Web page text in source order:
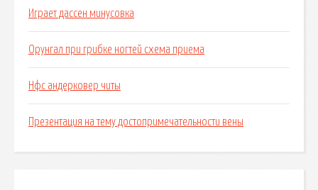
Играет дассен минусовка
Орунгал при грибке ногтей схема приема
Нфс андерковер читы
Презентация на тему достопримечательности вены